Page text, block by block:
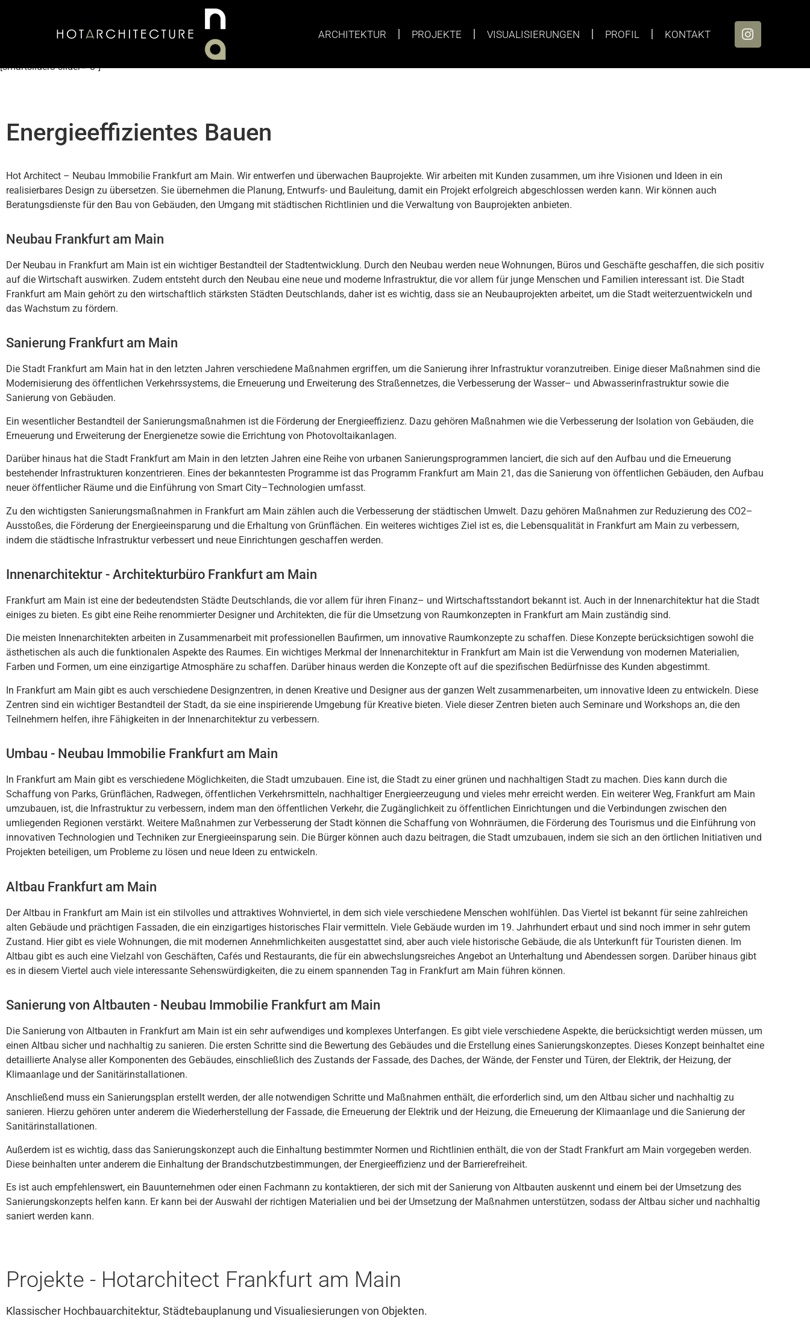
ARCHITEKTUR PROJEKTE VISUALISIERUNGEN PROFIL KONTAKT
[smartslider3 slider=“8″]
Energieeffizientes Bauen
Hot Architect – Neubau Immobilie Frankfurt am Main. Wir entwerfen und überwachen Bauprojekte. Wir arbeiten mit Kunden zusammen, um ihre Visionen und Ideen in ein
realisierbares Design zu übersetzen. Sie übernehmen die Planung, Entwurfs- und Bauleitung, damit ein Projekt erfolgreich abgeschlossen werden kann. Wir können auch
Beratungsdienste für den Bau von Gebäuden, den Umgang mit städtischen Richtlinien und die Verwaltung von Bauprojekten anbieten.
Neubau Frankfurt am Main
Der Neubau in Frankfurt am Main ist ein wichtiger Bestandteil der Stadtentwicklung. Durch den Neubau werden neue Wohnungen, Büros und Geschäfte geschaffen, die sich positiv
auf die Wirtschaft auswirken. Zudem entsteht durch den Neubau eine neue und moderne Infrastruktur, die vor allem für junge Menschen und Familien interessant ist. Die Stadt
Frankfurt am Main gehört zu den wirtschaftlich stärksten Städten Deutschlands, daher ist es wichtig, dass sie an Neubauprojekten arbeitet, um die Stadt weiterzuentwickeln und
das Wachstum zu fördern.
Sanierung Frankfurt am Main
Die Stadt Frankfurt am Main hat in den letzten Jahren verschiedene Maßnahmen ergriffen, um die Sanierung ihrerInfrastrukturvoranzutreiben. Einige dieserMaßnahmen sind die
Modernisierung des öffent lichen Verkehrssystems, die Erneuerung und Erweiterung des Straßennetzes, die Verbesserung derWasser– und Abwasserinfrastruktursowie die
Sanierung von Gebäuden.
Ein wesentlicherBestandteil derSanierungsmaßnahmen ist die Förderung derEnergieeffizienz. Dazu gehören Maßnahmen wie die Verbesserung derIsolation von Gebäuden, die
Erneuerung und Erweiterung derEnergienetze sowie die Errichtung von Photovoltaikanlagen.
Darüberhinaus hat die Stadt Frankfurt am Main in den letzten Jahren eine Reihe von urbanen Sanierungsprogrammen lanciert, die sich auf den Aufbau und die Erneuerung
bestehenderInfrastrukturen konzentrieren. Eines derbekanntesten Programme ist das Programm Frankfurt am Main 21 , das die Sanierung von öffent lichen Gebäuden, den Aufbau
neueröffent licherRäume und die Einführung von Smart City–Technologien umfasst.
Zu den wichtigsten Sanierungsmaßnahmen in Frankfurt am Main zählen auch die Verbesserung derstädtischen Umwelt. Dazu gehören Maßnahmen zurReduzierung des CO2–
Ausstoßes, die Förderung derEnergieeinsparung und die Erhaltung von Grünflächen. Ein weiteres wichtiges Ziel ist es, die Lebensqualität in Frankfurt am Main zu verbessern,
indem die städtische Infrastrukturverbessert und neue Einrichtungen geschaffen werden.
Innenarchitektur - Architekturbüro Frankfurt am Main
Frankfurt am Main ist eine derbedeutendsten Städte Deutschlands, die vorallem fürihren Finanz– und Wirtschaftsstandort bekannt ist. Auch in derInnenarchitekturhat die Stadt
einiges zu bieten. Es gibt eine Reihe renommierterDesignerund Architekten, die fürdie Umsetzung von Raumkonzepten in Frankfurt am Main zuständig sind.
Die meisten Innenarchitekten arbeiten in Zusammenarbeit mit professionellen Baufirmen, um innovative Raumkonzepte zu schaffen. Diese Konzepte berücksichtigen sowohl die
ästhetischen al s auch die funktional en Aspekte des Raumes. Ein wichtiges Merkmal derInnenarchitekturin Frankfurt am Main ist die Verwendung von modernen Material ien,
Farben und Formen, um eine einzigartige Atmosphäre zu schaffen. Darüberhinaus werden die Konzepte oft auf die spezifischen Bedürfnisse des Kunden abgestimmt.
In Frankfurt am Main gibt es auch verschiedene Designzentren, in denen Kreative und Designeraus derganzen Welt zusammenarbeiten, um innovative Ideen zu entwickeln. Diese
Zentren sind ein wichtigerBestandteil derStadt, da sie eine inspirierende Umgebung fürKreative bieten. Viele dieserZentren bieten auch Seminare und Workshops an, die den
Teilnehmern helfen, ihre Fähigkeiten in derInnenarchitekturzu verbessern.
Umbau - Neubau Immobilie Frankfurt am Main
In Frankfurt am Main gibt es verschiedene Mögl ichkeiten, die Stadt umzubauen. Eine ist, die Stadt zu einergrünen und nachhaltigen Stadt zu machen. Dies kann durch die
Schaffung von Parks, Grünflächen, Radwegen, öffent lichen Verkehrsmitteln, nachhaltigerEnergieerzeugung und viel es mehrerreicht werden. Ein weitererWeg, Frankfurt am Main
umzubauen, ist, die Infrastrukturzu verbessern, indem man den öffent lichen Verkehr, die Zugäng lichkeit zu öffent lichen Einrichtungen und die Verbindungen zwischen den
uml iegenden Regionen verstärkt. Weitere Maßnahmen zurVerbesserung derStadt können die Schaffung von Wohnräumen, die Förderung des Tourismus und die Einführung von
innovativen Technologien und Techniken zurEnergieeinsparung sein. Die Bürgerkönnen auch dazu beitragen, die Stadt umzubauen, indem sie sich an den ört lichen Initiativen und
Projekten beteil igen, um Probleme zu ösen und neue Ideen zu entwickel n.
Altbau Frankfurt am Main
DerAltbau in Frankfurt am Main ist ein stilvolles und attraktives Wohnviertel, in dem sich viele verschiedene Menschen wohlfühlen. Das Viertel ist bekannt fürseine zahlreichen
alten Gebäude und prächtigen Fassaden, die ein einzigartiges historisches Flairvermitteln. Viele Gebäude wurden im 19. Jahrhundert erbaut und sind noch immerin sehrgutem
Zustand. Hiergibt es viele Wohnungen, die mit modernen Annehmlichkeiten ausgestattet sind, aberauch viele historische Gebäude, die als Unterkunft fürTouristen dienen. Im
Altbau gibt es auch eine Vielzahl von Geschäften, Cafés und Restaurants, die fürein abwechslungsreiches Angebot an Unterhaltung und Abendessen sorgen. Darüberhinaus gibt
es in diesem Viertel auch viele interessante Sehenswürdigkeiten, die zu einem spannenden Tag in Frankfurt am Main führen können.
Sanierung von Altbauten - Neubau Immobilie Frankfurt am Main
Die Sanierung von Altbauten in Frankfurt am Main ist ein sehraufwendiges und komplexes Unterfangen. Es gibt viele verschiedene Aspekte, die berücksichtigt werden müssen, um
einen Altbau sicherund nachhaltig zu sanieren. Die ersten Schritte sind die Bewertung des Gebäudes und die Erstellung eines Sanierungskonzeptes. Dieses Konzept beinhaltet eine
detaillierte Analyse allerKomponenten des Gebäudes, einschließlich des Zustands derFassade, des Daches, derWände, derFensterund Türen, derElektrik, derHeizung, der
Klimaanlage und derSanitärinstallationen.
Ansch ließend muss ein Sanierungsplan erstell t werden, deralle notwendigen Schritte und Maßnahmen enthä lt, die erforderlich sind, um den Altbau sicherund nachhaltig zu
sanieren. Hierzu gehören unteranderem die Wiederherstell ung derFassade, die Erneuerung derElektrik und derHeizung, die Erneuerung derK limaan age und die Sanierung der
Sanitärinstall ationen.
Außerdem ist es wichtig, dass das Sanierungskonzept auch die Einhaltung bestimmterNormen und Richtlinien enthält, die von derStadt Frankfurt am Main vorgegeben werden.
Diese beinhalten unteranderem die Einhaltung derBrandschutzbestimmungen, derEnergieeffizienz und derBarrierefreiheit.
Es ist auch empfehl enswert, ein Bauunternehmen odereinen Fachmann zu kontaktieren, dersich mit derSanierung von Altbauten auskennt und einem bei derUmsetzung des
Sanierungskonzepts hel fen kann. Erkann bei derAuswahl derrichtigen Material ien und bei derUmsetzung derMaßnahmen unterstützen, sodass derAltbau sicherund nachhaltig
saniert werden kann.
Projekte - Hotarchitect Frankfurt am Main
Klassischer Hochbauarchitektur, Städtebauplanung und Visualiesierungen von Objekten.